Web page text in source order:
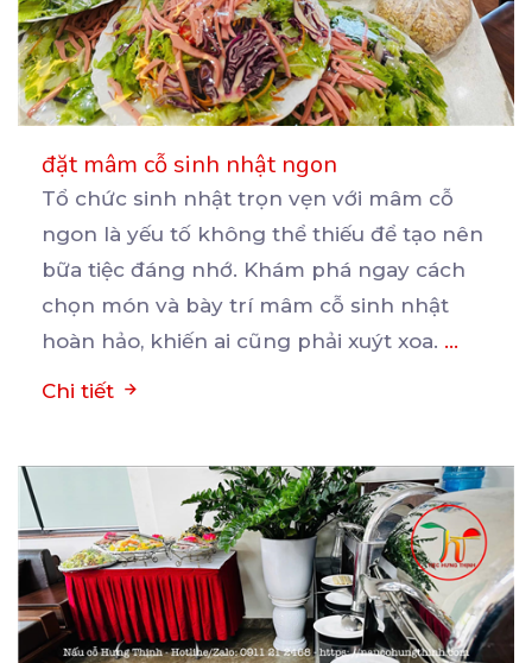
đặt mâm cỗ sinh nhật ngon
Tổ chức sinh nhật trọn vẹn với mâm cỗ
ngon là yếu tố không thể thiếu để tạo nên
bữa tiệc đáng nhớ. Khám phá ngay cách
chọn món và bày trí mâm cỗ sinh nhật
hoàn hảo, khiến ai cũng phải xuýt xoa. ...
Chi tiết